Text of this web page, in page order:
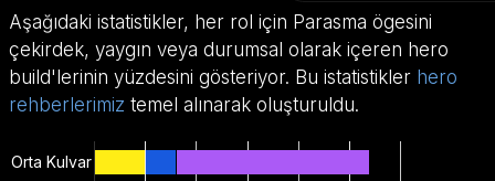
Aşağıdaki istatistikler, her rol için Parasma ögesini
çekirdek, yaygın veya durumsal olarak içeren hero
build'lerinin yüzdesini gösteriyor. Bu istatistikler hero
rehberlerimiz temel alınarak oluşturuldu.
Orta Kulvar